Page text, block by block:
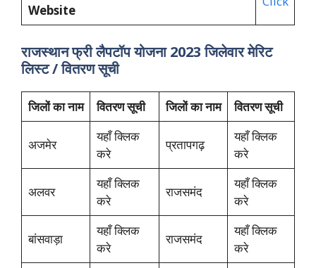
Website
राजस्थान फ्री लैपटॉप योजना 2023 जिलेवार मेरिट
लिस्ट / वितरण सूची
जिलोंकानाम वितरण सूची जिलोंकानाम वितरण सूची
अजमेर
यहाँ क्लिक
करे
प्रतापगढ़
यहाँ क्लिक
करे
अलवर
यहाँ क्लिक
करे
राजसमंद
यहाँ क्लिक
करे
बांसवाड़ा
यहाँ क्लिक
करे
राजसमंद
यहाँ क्लिक
करे